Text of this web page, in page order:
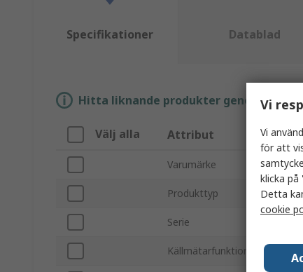
Specifikationer Datablad
Hitta liknande produkter genom att
Välj alla Attribut
Varumärke
Produkttyp
Serie
Källmätarfunktion
Vi
Vi
för att
klicka
Detta
cookie